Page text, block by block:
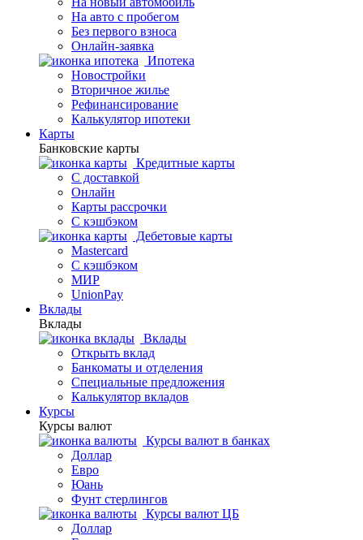
На авто с пробегом
Без первого взноса
Онлайн-заявка
Ипотека
Новостройки
Вторичное жилье
Рефинансирование
Калькулятор ипотеки
Карты
Банковские карты
Кредитные карты
С доставкой
Онлайн
Карты рассрочки
С кэшбэком
Дебетовые карты
Mastercard
С кэшбэком
МИР
UnionPay
Вклады
Вклады
Вклады
Открыть вклад
Банкоматы и отделения
Специальные предложения
Калькулятор вкладов
Курсы
Курсы валют
Курсы валют в банках
Доллар
Евро
Юань
Фунт стерлингов
Курсы валют ЦБ
Доллар